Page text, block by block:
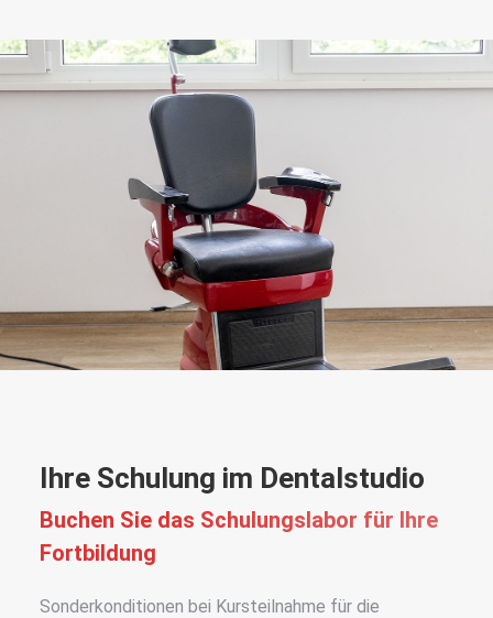
Ihre Schulung im Dentalstudio
Buchen Sie das Schulungslabor für Ihre
Fortbildung
Sonderkonditionen bei Kursteilnahme für die